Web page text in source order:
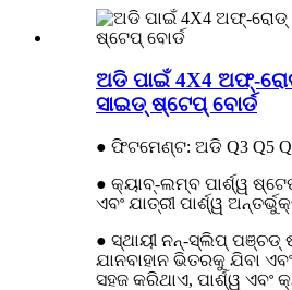
ଅଡି ପାଇଁ 4X4 ଅଫ୍-
ସାଇଡ୍ ଷ୍ଟେପ୍ ବୋର୍ଡ
● ଫିଟମେଣ୍ଟ: ଅଡି Q3 Q5
● କ୍ୟାବ୍-ଲମ୍ବ ପାର୍ଶ୍ୱ
ଏବଂ ଯାତ୍ରୀ ପାର୍ଶ୍ୱ
● ସ୍ଥାୟୀ ନନ୍-ସ୍ଲିପ୍ ପଞ୍ଚଡ୍
ଯାନବାହାନ ଭିତରକୁ ଯିବା
ସହଜ କରିଥାଏ, ପାର୍ଶ୍ୱ ଏବଂ